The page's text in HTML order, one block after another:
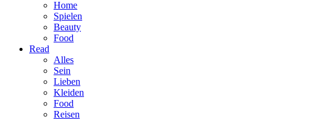
Home
Spielen
Beauty
Food
Read
Alles
Sein
Lieben
Kleiden
Food
Reisen